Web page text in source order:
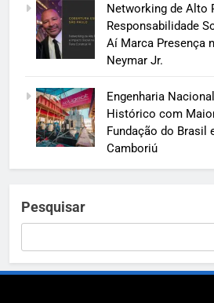
Networking de Alto
Responsabilidade
Aí Marca Presença
Neymar Jr.
Engenharia
Histórico com
Fundação do Brasil
Camboriú
Pesquisar